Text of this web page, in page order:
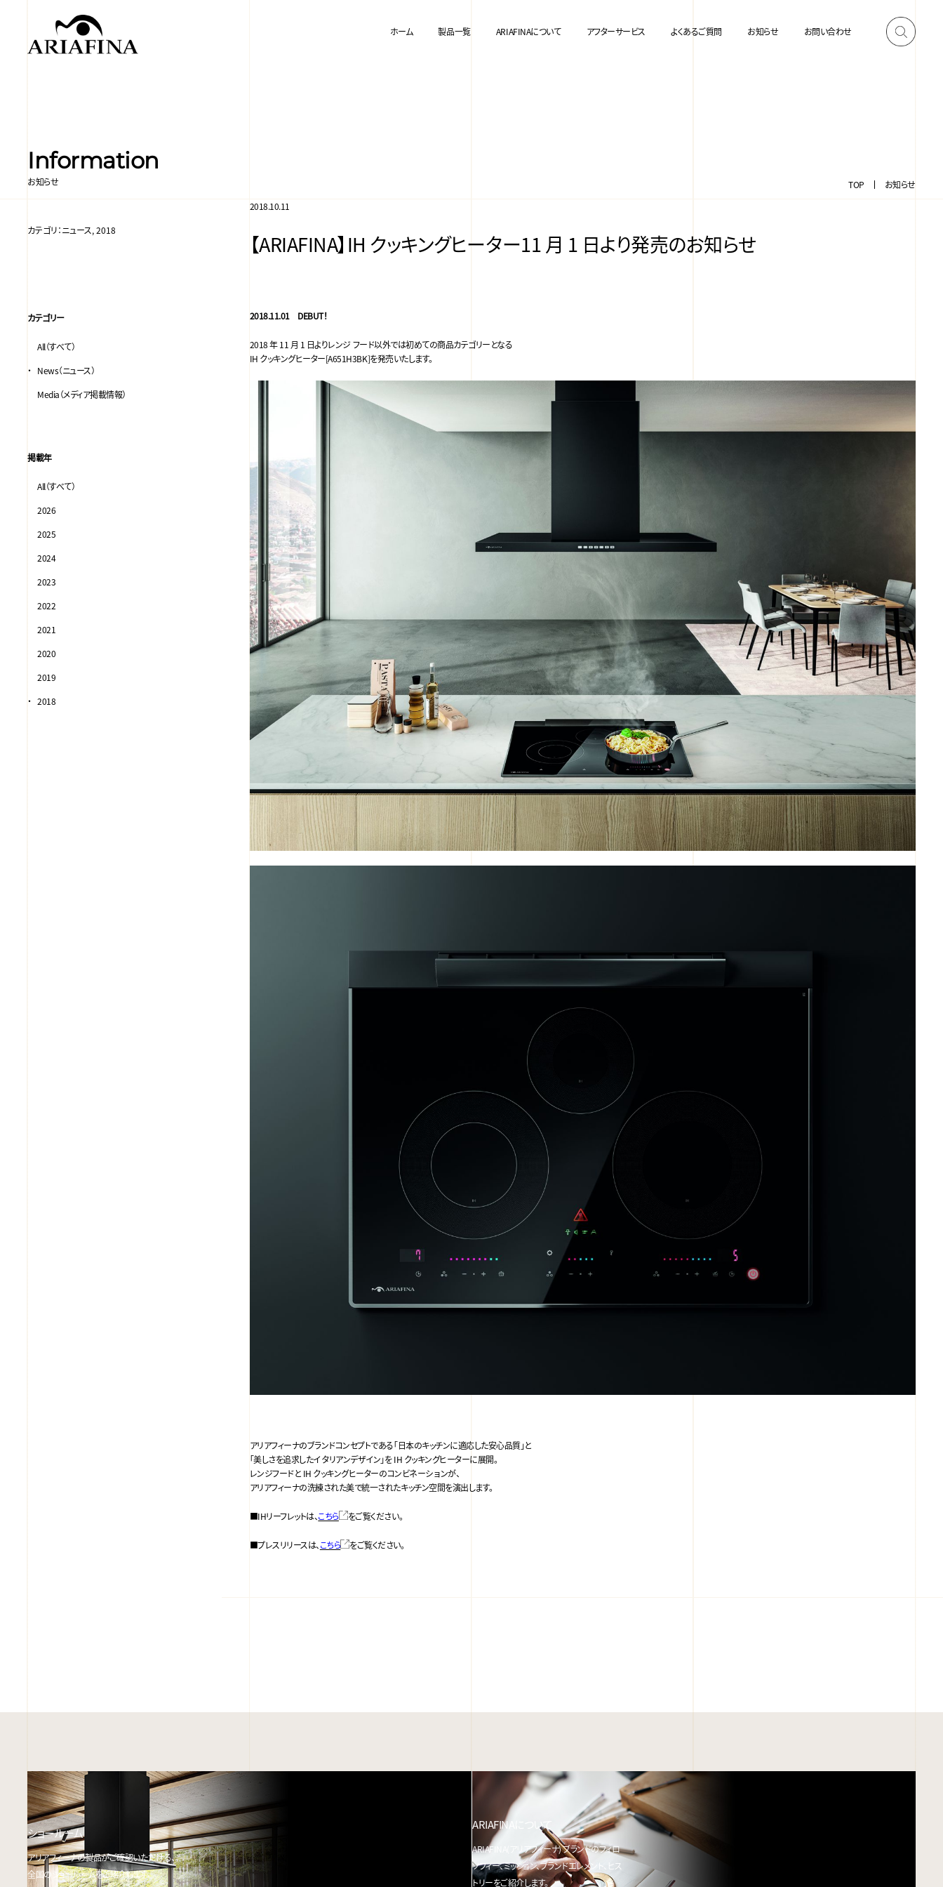
ホーム 製品一覧 ARIAFINAについて アフターサービス よくあるご質問 お知らせ お問い合わせ
Information
お知らせ TOP お知らせ
カテゴリ：ニュース, 2018
カテゴリー
All（すべて）
News（ニュース）
Media（メディア掲載情報）
掲載年
All（すべて）
2026
2025
2024
2023
2022
2021
2020
2019
2018
2018.10.11
【ARIAFINA】IH クッキングヒーター11 月 1 日より発売のお知らせ
2018.11.01 DEBUT！
2018 年 11 月 1 日よりレンジ フード以外では初めての商品カテゴリーとなる
IH クッキングヒーター[A651H3BK]を発売いたします。
アリアフィーナのブランドコンセプトである「日本のキッチンに適応した安心品質」と
「美しさを追求したイ タリアンデザイン」を IH クッキングヒーターに展開。
レンジフードと IH クッキングヒーターのコンビネーシ ョンが、
アリアフィーナの洗練された美で統一されたキッチン空間を演出します。
■IHリーフレットは、こちら をご覧ください。
■プレスリリースは、こちら をご覧ください。
ショールーム
アリアフィーナの製品がご確認いただける、
全国のショールームをご紹介します。
ARIAFINAについて
ARIAFINA(アリアフィーナ) ブランドのフィロ
ソフィー、ミッション、ブランドエレメント、ヒス
トリーをご紹介します。